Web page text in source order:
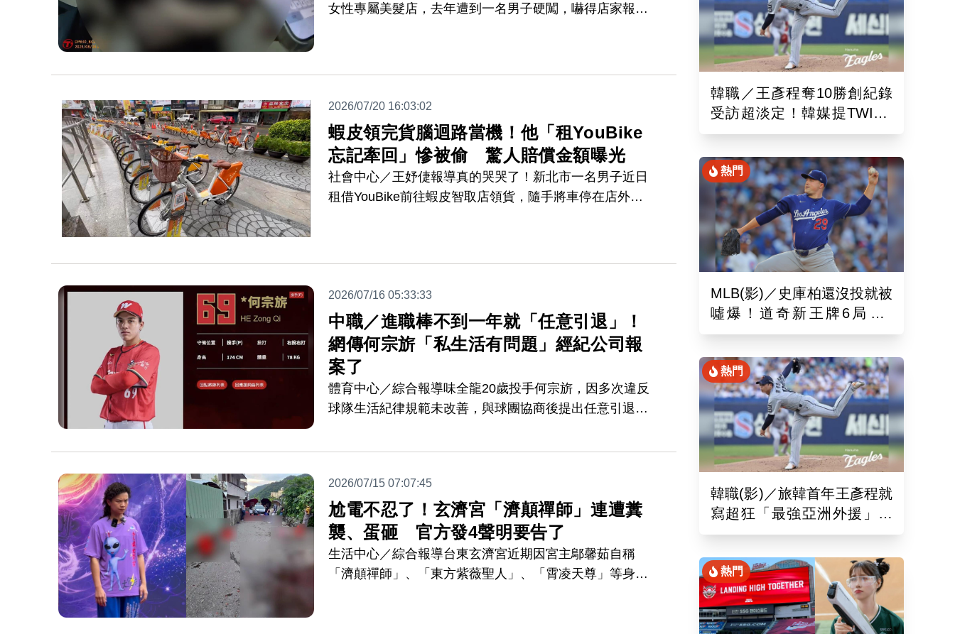
女性專屬美髮店，去年遭到一名男子硬闖，嚇得店家報案
2026/07/20 16:03:02
蝦皮領完貨腦迴路當機！他「租YouBike
忘記牽回」慘被偷 驚人賠償金額曝光
社會中心／王妤倢報導真的哭哭了！新北市一名男子近日
租借YouBike前往蝦皮智取店領貨，隨手將車停在店外空
萬5000元，讓他嚇得急忙上網發文求救。
2026/07/16 05:33:33
中職／進職棒不到一年就「任意引退」！
網傳何宗旂「私生活有問題」經紀公司報
案了
體育中心／綜合報導味全龍20歲投手何宗旂，因多次違反
球隊生活紀律規範未改善，與球團協商後提出任意引退，
2026/07/15 07:07:45
尬電不忍了！玄濟宮「濟顛禪師」連遭糞
襲、蛋砸 官方發4聲明要告了
生活中心／綜合報導台東玄濟宮近期因宮主鄔馨茹自稱
「濟顛禪師」、「東方紫薇聖人」、「霄凌天尊」等身
韓職／王彥程奪10勝創紀錄
受訪超淡定！韓媒提TWICE
娜璉笑開懷網友全笑翻
熱門
MLB(影)／史庫柏還沒投就被
噓爆！道奇新王牌6局失2
分 交易後首秀吞第六敗
熱門
韓職(影)／旅韓首年王彥程就
寫超狂「最強亞洲外援」紀
錄！6局飆7K奪單季第10勝
熱門